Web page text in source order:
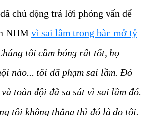
chủ động trả lời phỏng vấn để
NHM vì sai lầm trong bàn mở tỷ
tôi cầm bóng rất tốt, họ
nào... tôi đã phạm sai lầm. Đó
toàn đội đã sa sút vì sai lầm đó.
tôi không thắng thì đó là do tôi.